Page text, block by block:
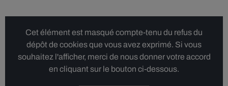
Cet élément est masqué compte-tenu du refus du
dépôt de cookies que vous avez exprimé. Si vous
souhaitez l'afficher, merci de nous donner votre accord
en cliquant sur le bouton ci-dessous.